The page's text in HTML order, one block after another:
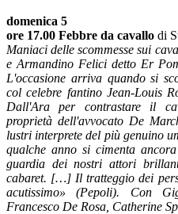
domenica 5
ore 17.00 Febbre da cavallo di
Maniaci delle scommesse sui
e Armandino Felici detto Er
L'occasione arriva quando si
col celebre fantino Jean-Louis
Dall'Ara per contrastare il
proprietà dell'avvocato De
lustri interprete del più genuino
qualche anno si cimenta
guardia dei nostri attori
cabaret. […] Il tratteggio dei
acutissimo» (Pepoli).
Con
Francesco De Rosa, Catherine